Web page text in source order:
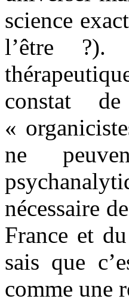
science
l’être ?).
constat
«
ne
nécessaire
France et
sais que
comme une